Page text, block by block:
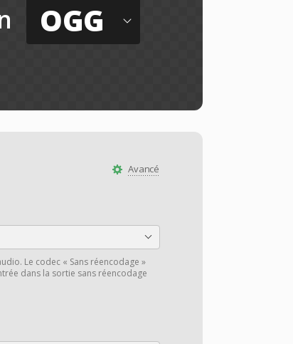
OGG
Avancé
Le codec « Sans réencodage »
dans la sortie sans réencodage